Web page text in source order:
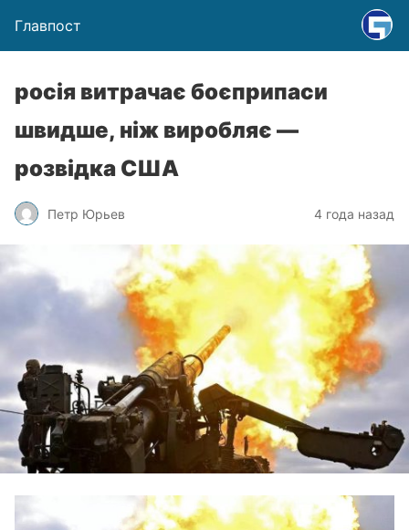
Главпост
росія витрачає боєприпаси
швидше, ніж виробляє —
розвідка США
Петр Юрьев 4 года назад